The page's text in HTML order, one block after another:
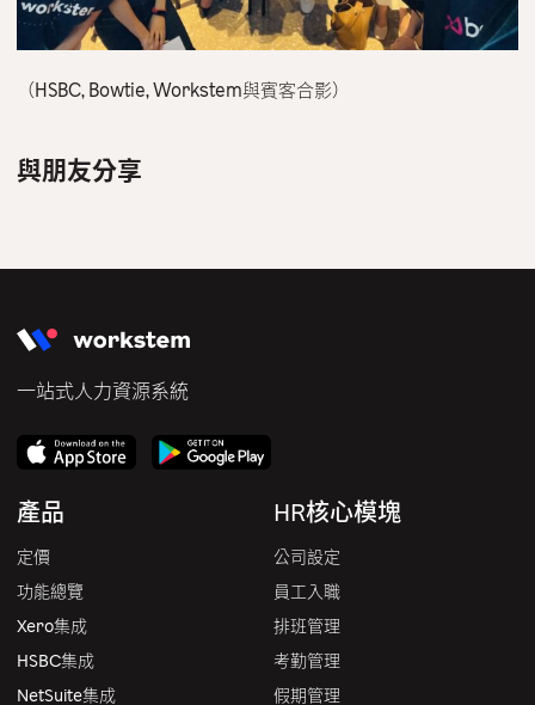
（HSBC, Bowtie, Workstem與賓客合影）
與朋友分享
一站式人力資源系統
產品
定價
功能總覽
Xero集成
HSBC集成
NetSuite集成
HR核心模塊
公司設定
員工入職
排班管理
考勤管理
假期管理